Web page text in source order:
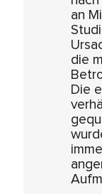
an
die
Die